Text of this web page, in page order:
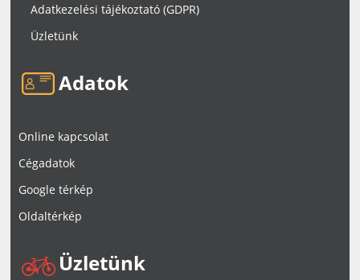
Adatkezelési tájékoztató (GDPR)
Üzletünk
Adatok
Online kapcsolat
Cégadatok
Google térkép
Oldaltérkép
Üzletünk